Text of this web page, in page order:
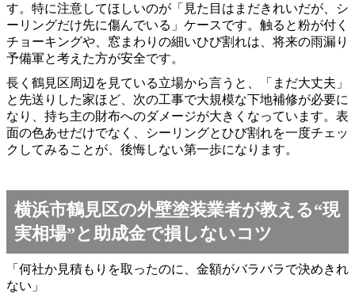
す。特に注意してほしいのが「見た目はまだきれいだが、シ
ーリングだけ先に傷んでいる」ケースです。触ると粉が付く
チョーキングや、窓まわりの細いひび割れは、将来の雨漏り
予備軍と考えた方が安全です。
長く鶴見区周辺を見ている立場から言うと、「まだ大丈夫」
と先送りした家ほど、次の工事で大規模な下地補修が必要に
なり、持ち主の財布へのダメージが大きくなっています。表
面の色あせだけでなく、シーリングとひび割れを一度チェッ
クしてみることが、後悔しない第一歩になります。
横浜市鶴見区の外壁塗装業者が教える“現
実相場”と助成金で損しないコツ
「何社か見積もりを取ったのに、金額がバラバラで決めきれ
ない」